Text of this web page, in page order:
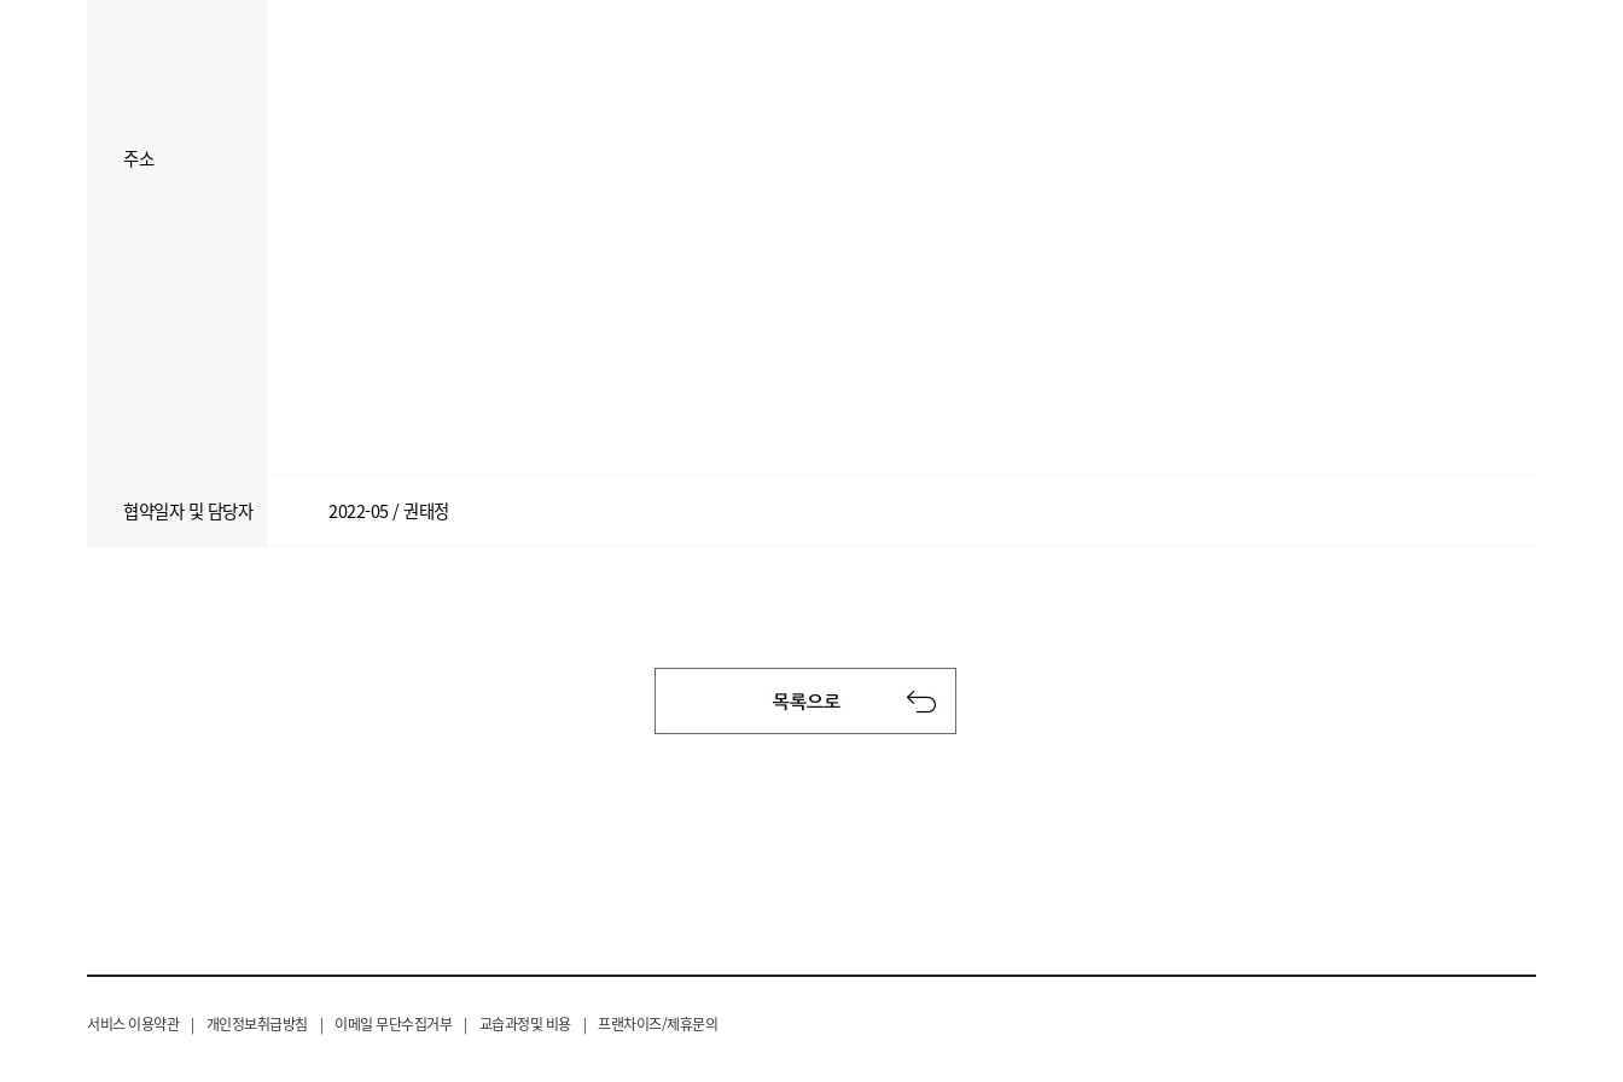
주소
협약일자 및 담당자 2022-05 / 권태정
서비스 이용약관 | 개인정보취급방침 | 이메일 무단수집거부 | 교습과정및 비용 | 프랜차이즈/제휴문의